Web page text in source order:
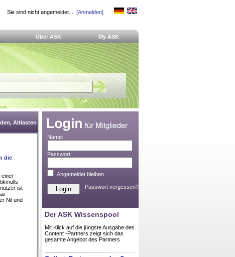
Sie sind nicht angemeldet... [Anmelden]
Über ASK My ASK
Altlasten
die
einer
ist
Nil und
Name:
Passwort:
Angemeldet bleiben
Passwort vergessen?
Der ASK Wissenspool
Mit Klick auf die jüngste Ausgabe des
Content -Partners zeigt sich das
gesamte Angebot des Partners